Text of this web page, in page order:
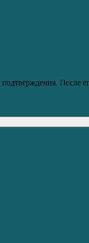
После